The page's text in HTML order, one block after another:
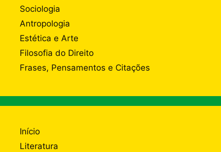
Sociologia
Antropologia
Estética e Arte
Filosofia do Direito
Frases, Pensamentos e Citações
Início
Literatura